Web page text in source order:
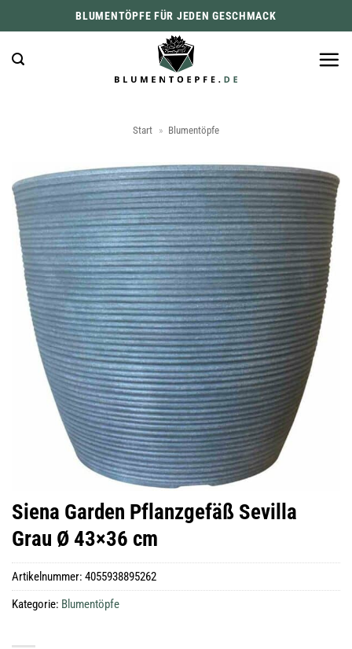
Inhalt
springen
BLUMENTÖPFE FÜR JEDEN GESCHMACK
Start » Blumentöpfe
Siena Garden Pflanzgefäß Sevilla
Grau Ø 43×36 cm
Artikelnummer: 4055938895262
Kategorie: Blumentöpfe